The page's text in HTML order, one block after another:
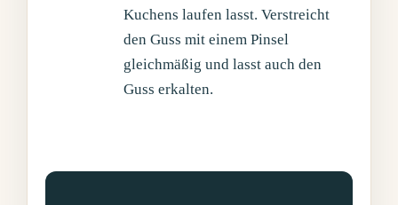
Kuchens laufen lasst. Verstreicht
den Guss mit einem Pinsel
gleichmäßig und lasst auch den
Guss erkalten.